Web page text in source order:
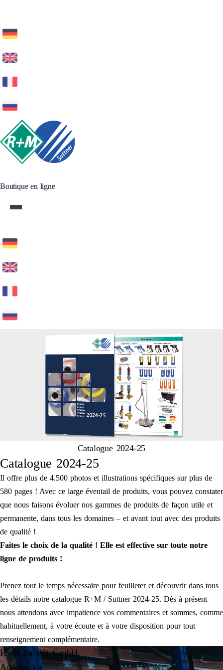
Boutique en ligne
Boutique en ligne
Catalogue 2024-25
Catalogue 2024-25
Il offre plus de 4.500 photos et illustrations spécifiques sur plus de
580 pages ! Avec ce large éventail de produits, vous pouvez constater
que nous faisons évoluer nos gammes de produits de façon utile et
permanente, dans tous les domaines – et avant tout avec des produits
de qualité !
Faites le choix de la qualité ! Elle est effective sur toute notre
ligne de produits !
Prenez tout le temps nécessaire pour feuilleter et découvrir dans tous
les détails notre catalogue R+M / Suttner 2024-25. Dès à présent
nous attendons avec impatience vos commentaires et sommes, comme
habituellement, à votre écoute et à votre disposition pour tout
renseignement complémentaire.
R+M de Wit GmbH
Adresse